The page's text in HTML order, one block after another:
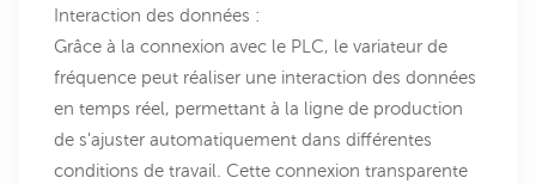
Interaction des données :
Grâce à la connexion avec le PLC, le variateur de
fréquence peut réaliser une interaction des données
en temps réel, permettant à la ligne de production
de s'ajuster automatiquement dans différentes
conditions de travail. Cette connexion transparente